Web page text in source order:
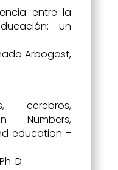
entre la
un
Arbogast,
cerebros,
–Numbers,
education –
D